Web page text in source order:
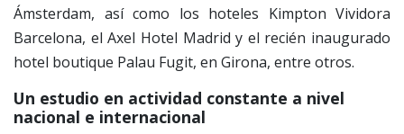
Ámsterdam, así como los hoteles Kimpton Vividora
Barcelona, el Axel Hotel Madrid y el recién inaugurado
hotel boutique Palau Fugit, en Girona, entre otros.
Un estudio en actividad constante a nivel
nacional e internacional